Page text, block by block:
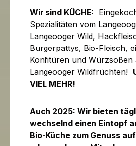
Wir sind KÜCHE:
Spezialitäten vom
Langeooger Wild,
Burgerpattys, Bio-Fleisch,
Konfitüren und Würzsoßen
Langeooger Wildfrüchten!
VIEL MEHR!
Auch 2025: Wir bieten
wechselnd einen Eintopf
Bio-Küche zum Genuss